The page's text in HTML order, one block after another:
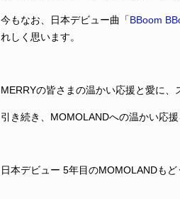
今もなお、日本デビュー曲「 BBoom
れしく思います。
MERRYの皆さまの温かい応援と愛に
引き続き、MOMOLANDへの温かい応
日本デビュー 5年目のMOMOLANDも